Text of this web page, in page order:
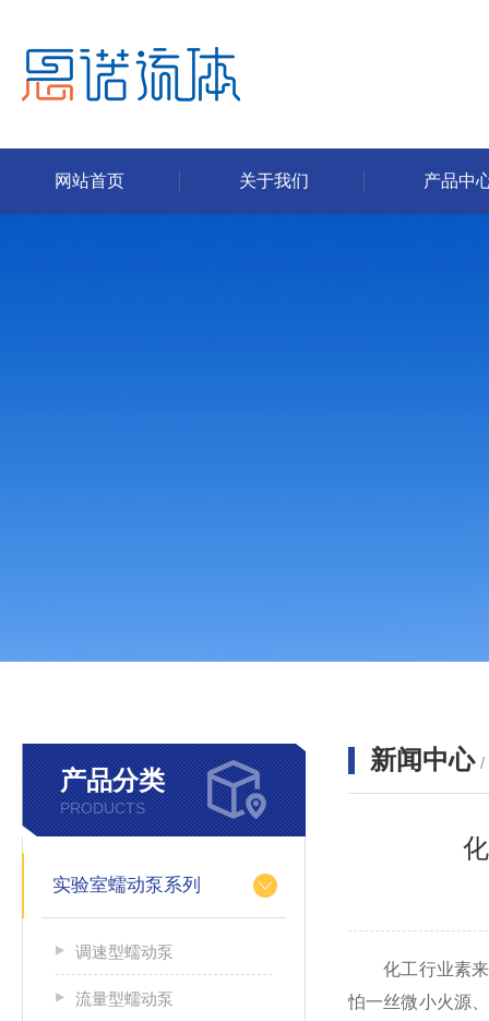
网站首页 关于我们 产品中
产品分类
PRODUCTS
实验室蠕动泵系列
调速型蠕动泵
流量型蠕动泵
新闻中心 /
化工行业素来
怕一丝微小火源